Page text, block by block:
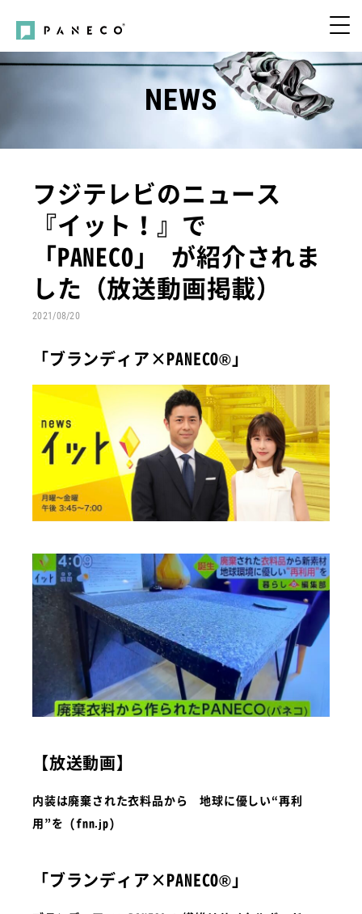
NEWS
フジテレビのニュース
『イット！』で
「PANECO」 が紹介されま
した（放送動画掲載）
2021/08/20
「ブランディア×PANECO®」
【放送動画】
内装は廃棄された衣料品から 地球に優しい“再利
用”を (fnn.jp)
「ブランディア×PANECO®」